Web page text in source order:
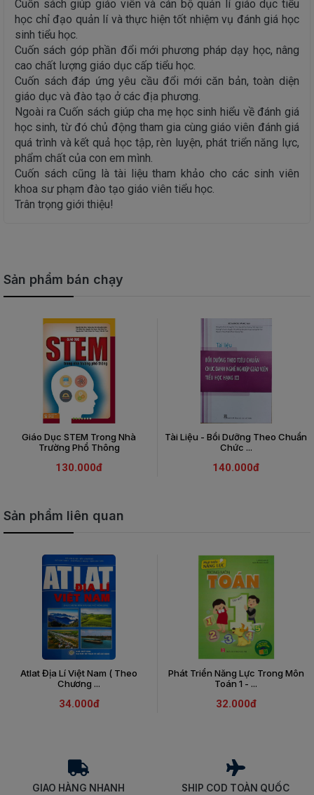
Cuốn sách giúp giáo viên và cán bộ quản lí giáo dục tiểu
học chỉ đạo quản lí và thực hiện tốt nhiệm vụ đánh giá học
sinh tiểu học.
Cuốn sách góp phần đổi mới phương pháp dạy học, nâng
cao chất lượng giáo dục cấp tiểu học.
Cuốn sách đáp ứng yêu cầu đổi mới căn bản, toàn diện
giáo dục và đào tạo ở các địa phương.
Ngoài ra Cuốn sách giúp cha mẹ học sinh hiểu về đánh giá
học sinh, từ đó chủ động tham gia cùng giáo viên đánh giá
quá trình và kết quả học tập, rèn luyện, phát triển năng lực,
phẩm chất của con em mình.
Cuốn sách cũng là tài liệu tham khảo cho các sinh viên
khoa sư phạm đào tạo giáo viên tiểu học.
Trân trọng giới thiệu!
Sản phẩm bán chạy
Giáo Dục STEM Trong Nhà
Trường Phổ Thông
130.000đ
Tài Liệu - Bồi Dưỡng Theo Chuẩn
Chức ...
140.000đ
Sản phẩm liên quan
Atlat Địa Lí Việt Nam ( Theo
Chương ...
34.000đ
Phát Triển Năng Lực Trong Môn
Toán 1 - ...
32.000đ
GIAO HÀNG NHANH SHIP COD TOÀN QUỐC